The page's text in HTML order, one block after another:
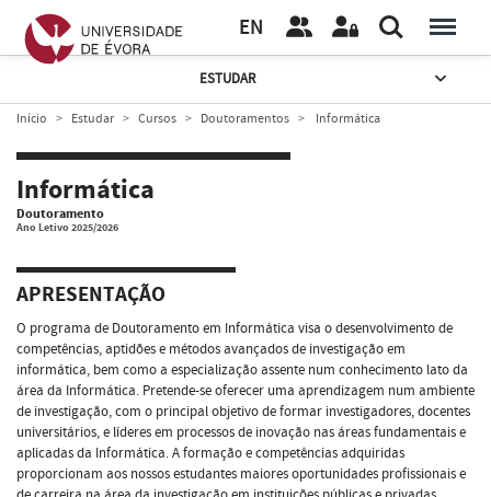
EN
ESTUDAR
Início Estudar Cursos Doutoramentos Informática
Informática
Doutoramento
Ano Letivo 2025/2026
APRESENTAÇÃO
O programa de Doutoramento em Informática visa o desenvolvimento de
competências, aptidões e métodos avançados de investigação em
informática, bem como a especialização assente num conhecimento lato da
área da Informática. Pretende-se oferecer uma aprendizagem num ambiente
de investigação, com o principal objetivo de formar investigadores, docentes
universitários, e líderes em processos de inovação nas áreas fundamentais e
aplicadas da Informática. A formação e competências adquiridas
proporcionam aos nossos estudantes maiores oportunidades profissionais e